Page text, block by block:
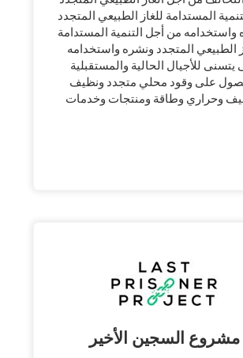
المستدامة للغاز الطبيعي المتجدد
واستخدامه من أجل التنمية المستدامة
الطبيعي المتجدد ونشره واستخدامه
يتسنى للأجيال الحالية والمستقبلية
على وقود محلي متجدد ونظيف
مشروع السجين الأخير